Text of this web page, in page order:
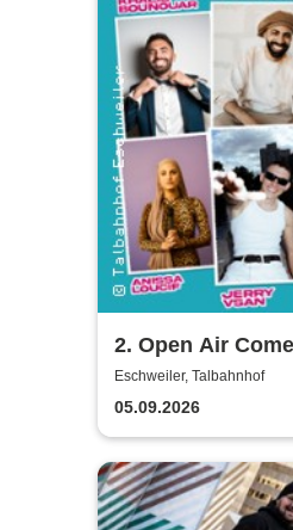
2. Open Air
Show - Khalid
Benaissa
u. a.
Eschweiler, Talbahnhof
05.09.2026